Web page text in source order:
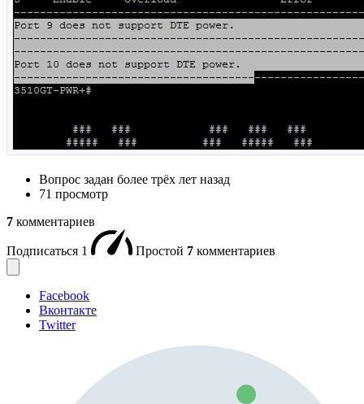
Вопрос задан более трёх лет назад
71 просмотр
7 комментариев
Подписаться 1 Простой 7 комментариев
Facebook
Вконтакте
Twitter